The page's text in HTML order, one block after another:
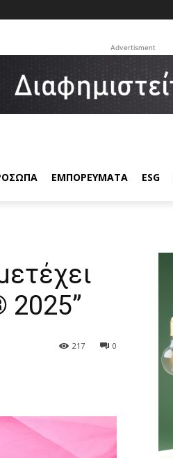
Advertisment
ΕΜΠΟΡΕΥΜΑΤΑ ESG
2025”
0
217